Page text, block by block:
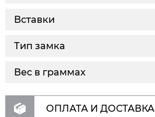
Вставки
Тип замка
Вес в граммах
ОПЛАТА И ДОСТАВКА